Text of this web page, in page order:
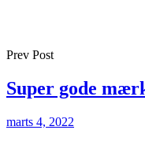
Prev Post
Super gode
marts 4, 2022